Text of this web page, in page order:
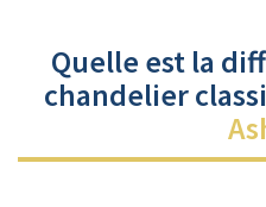
Quelle est la
chandelier